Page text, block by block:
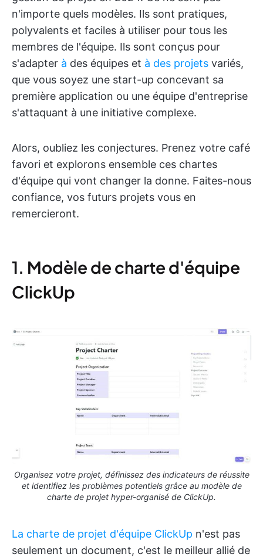
n'importe quels modèles. Ils sont pratiques,
polyvalents et faciles à utiliser pour tous les
membres de l'équipe. Ils sont conçus pour
s'adapter à des équipes et à des projets variés,
que vous soyez une start-up concevant sa
première application ou une équipe d'entreprise
s'attaquant à une initiative complexe.
Alors, oubliez les conjectures. Prenez votre café
favori et explorons ensemble ces chartes
d'équipe qui vont changer la donne. Faites-nous
confiance, vos futurs projets vous en
remercieront.
1. Modèle de charte d'équipe
ClickUp
Organisez votre projet, définissez des indicateurs de réussite
et identifiez les problèmes potentiels grâce au modèle de
charte de projet hyper-organisé de ClickUp.
La charte de projet d'équipe ClickUp n'est pas
seulement un document, c'est le meilleur allié de